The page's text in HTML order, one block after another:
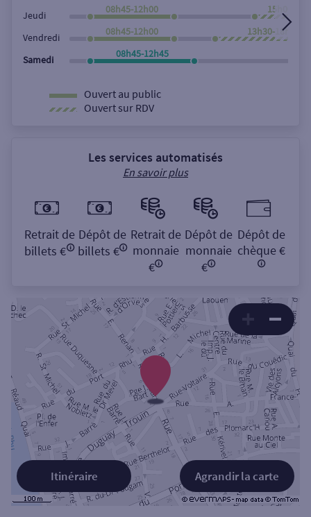
Rechercher
Jeudi
08h45-12h00 15h00-
Vendredi
08h45-12h00 13h30-18h00
Samedi
08h45-12h45
Ouvert au public
Ouvert sur RDV
Les services automatisés
En savoir plus
Retrait de
billets €
Dépôt de
billets €
Retrait de
monnaie
€
Dépôt de
monnaie
€
Dépôt de
chèque €
Agrandir la carte
Itinéraire